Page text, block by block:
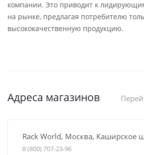
компании. Это приводит к
на рынке, предлагая потребителю
высококачественную продукцию.
Адреса магазинов
Rack World, Москва, Каширское
8 (800) 707-23-96